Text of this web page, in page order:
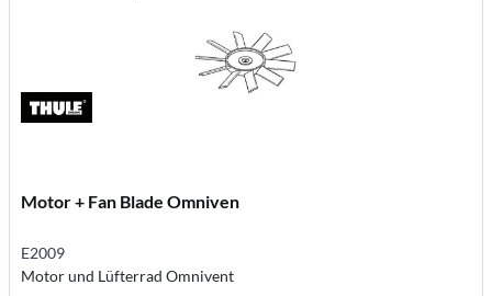
Motor + Fan Blade Omniven
E2009
Motor und Lüfterrad Omnivent